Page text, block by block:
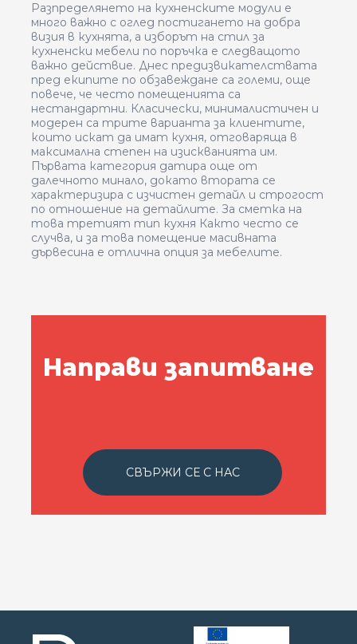
Разпределянето на кухненските модули е
много важно с оглед постигането на добра
визия в кухнята, а изборът на стил за
кухненски мебели по поръчка е следващото
важно действие. Днес предизвикателствата
пред екипите по обзавеждане са големи, още
повече, че често помещенията са
нестандартни. Класически, минималистичен и
модерен са трите варианта за клиентите,
които искат да имат кухня, отговаряща в
максимална степен на изискванията им.
Първата категория датира още от
далечното минало, докато втората се
характеризира с изчистен детайл и строгост
по отношение на детайлите. За сметка на
това третият тип кухня Както често се
случва, и за това помещение масивната
дървесина е отлична опция за мебелите.
Направи запитване
СВЪРЖИ СЕ С НАС